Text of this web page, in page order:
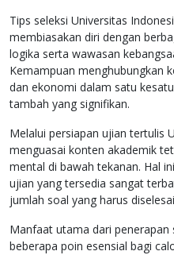
Tips seleksi Universitas
membiasakan diri dengan
logika serta wawasan
Kemampuan menghubungkan
dan ekonomi dalam satu
tambah yang signifikan.
Melalui persiapan ujian tertulis
menguasai konten akademik
mental di bawah tekanan. Hal
ujian yang tersedia sangat
jumlah soal yang harus
Manfaat utama dari penerapan
beberapa poin esensial bagi